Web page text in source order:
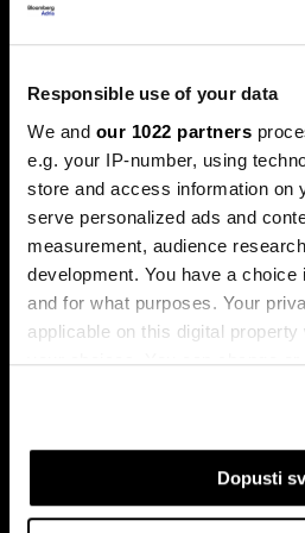
Responsible use of your data
We and our 1022 partners
e.g. your IP-number, using
store and access information on
serve personalized ads and
measurement, audience
development. You have a
and for what purposes. Your
applicable on this digital
your choices. You can change
If you allow, we would also like
Collect information about
Dopusti
Xpeng P7+: Luksuzni
automobil koji priča
Luksuzni fastback s vlastitim
performansama nadmašuje
potrebno da bude savršeno